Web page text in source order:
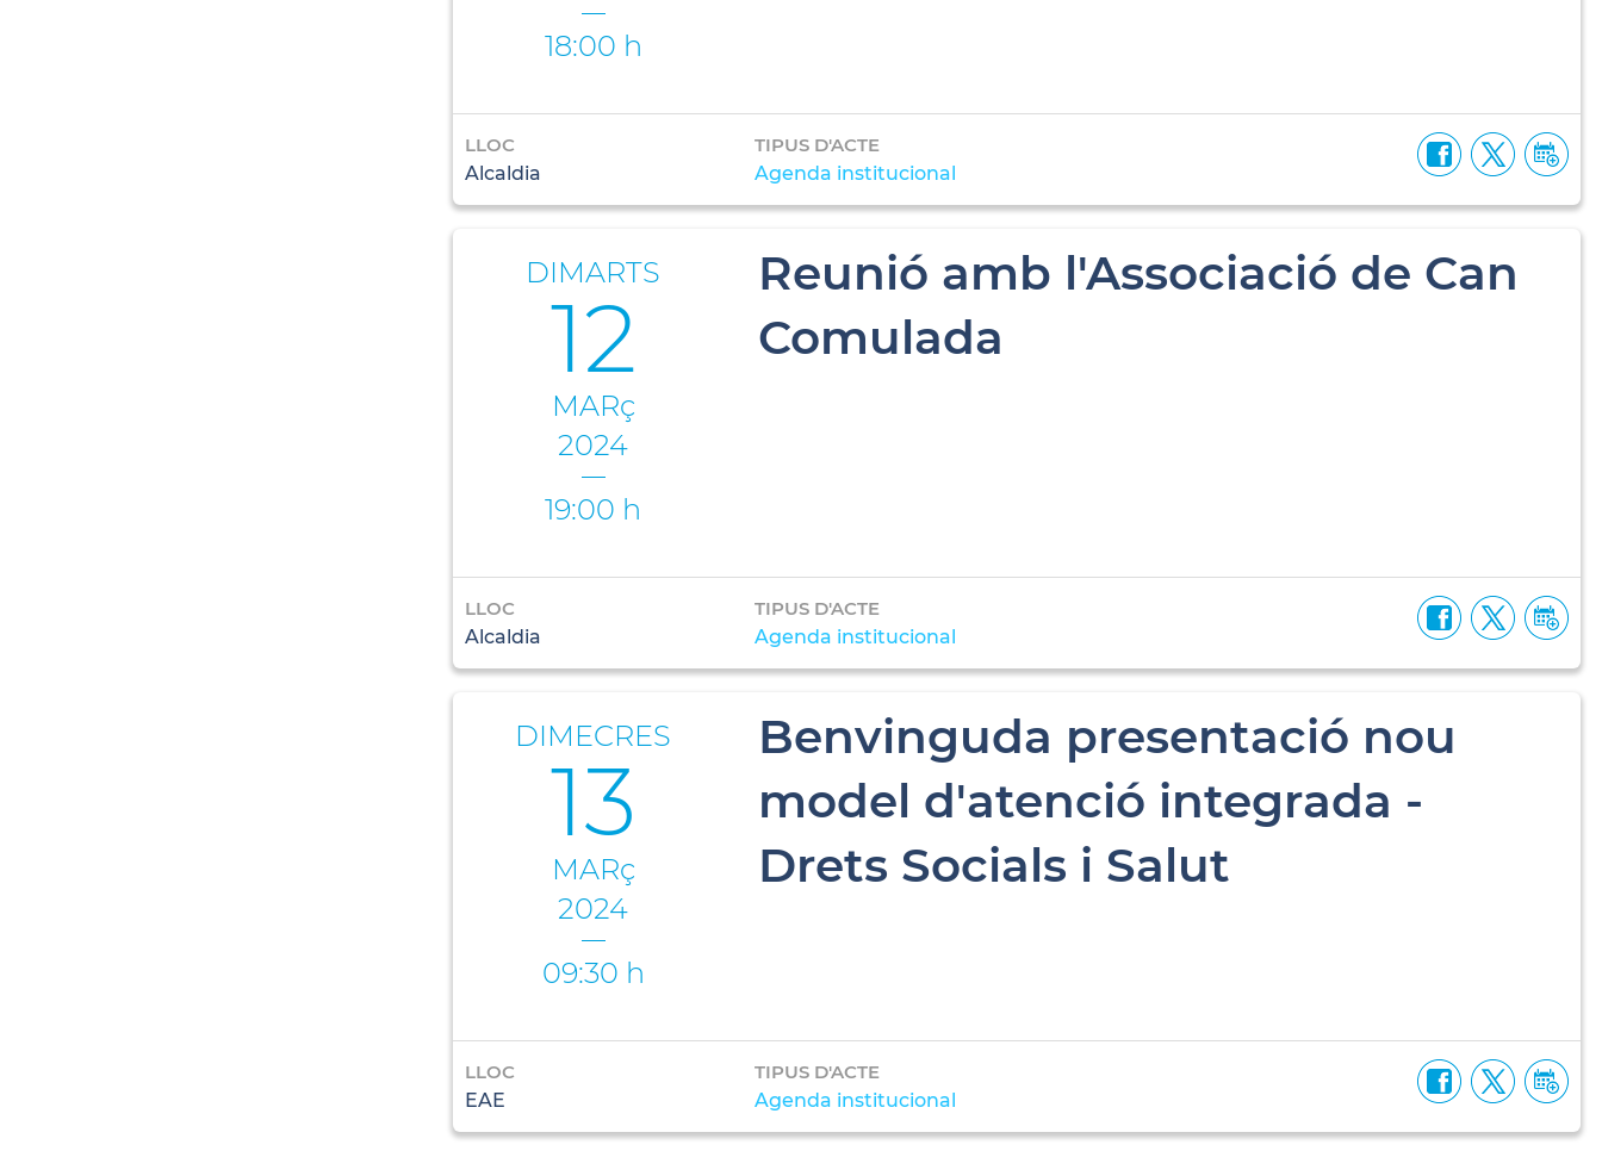
18:00 h
LLOC
Alcaldia
TIPUS D'ACTE
Agenda institucional
DIMARTS
12
MARç
2024
19:00 h
Reunió amb l'Associació de Can
Comulada
LLOC
Alcaldia
TIPUS D'ACTE
Agenda institucional
DIMECRES
13
MARç
2024
09:30 h
Benvinguda presentació nou
model d'atenció integrada -
Drets Socials i Salut
LLOC
EAE
TIPUS D'ACTE
Agenda institucional